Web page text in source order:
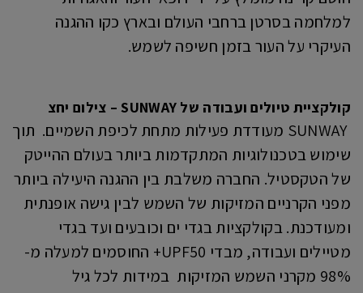
למלחמה בסרטן ברחבי העולם ובארץ כקו ההגנה
העיקרי על העור בזמן חשיפה לשמש.
קולקציית טיולים ועבודה של SUNWAY – צילום יחצ
SUNWAY מעודדת פעילות מתחת לכיפת השמיים. תוך
שימוש בטכנולוגיות המתקדמות ביותר בעולם ההייטק
של הטקסטיל. החברה משלבת בין ההגנה היעילה ביותר
מפני הקרניים המזיקות של השמש לבין גישה אופנתית
ומעודכנת. בקולקציות בגדי ים וכובעים ועד בגדי
מטיילים ועבודה, מבדי UPF50+ החוסמים למעלה מ-
98% מקרני השמש המזיקות במידות לכל גיל